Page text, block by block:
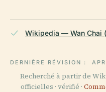
Wikipedia — Wan Chai
DERNIÈRE RÉVISION :
Recherché à partir de
officielles · vérifié ·